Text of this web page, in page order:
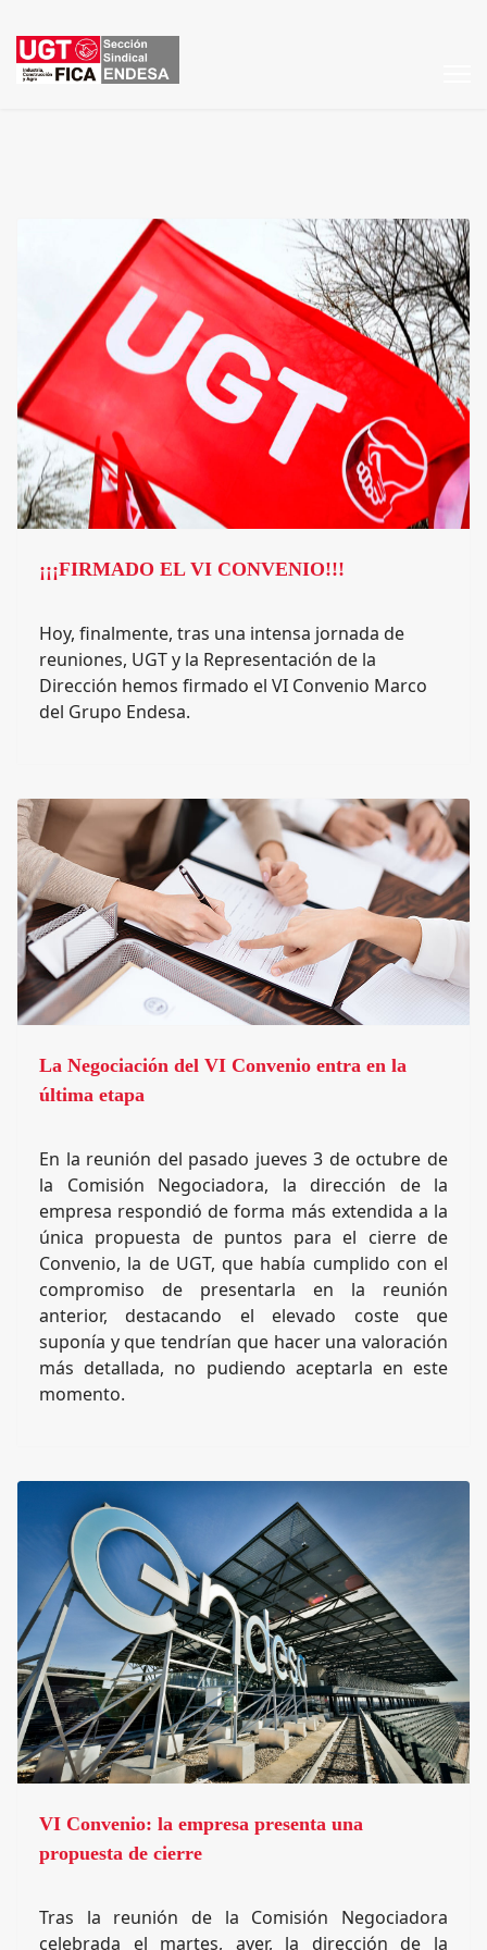
¡¡¡FIRMADO EL VI CONVENIO!!!
Hoy, finalmente, tras una intensa jornada de
reuniones, UGT y la Representación de la
Dirección hemos firmado el VI Convenio Marco
del Grupo Endesa.
La Negociación del VI Convenio entra en la
última etapa
En la reunión del pasado jueves 3 de octubre de
la Comisión Negociadora, la dirección de la
empresa respondió de forma más extendida a la
única propuesta de puntos para el cierre de
Convenio, la de UGT, que había cumplido con el
compromiso de presentarla en la reunión
anterior, destacando el elevado coste que
suponía y que tendrían que hacer una valoración
más detallada, no pudiendo aceptarla en este
momento.
VI Convenio: la empresa presenta una
propuesta de cierre
Tras la reunión de la Comisión Negociadora
celebrada el martes, ayer, la dirección de la